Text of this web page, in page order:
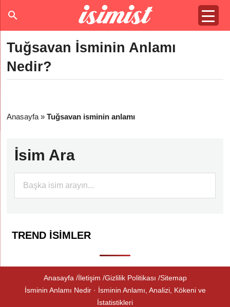
Tuğsavan İsminin Anlamı
Nedir?
Anasayfa »Tuğsavan isminin anlamı
İsim Ara
TREND İSIMLER
Anasayfa İletişim Gizlilik Politikası Sitemap
İsminin Anlamı Nedir · İsminin Anlamı, Analizi, Kökeni ve
İstatistikleri